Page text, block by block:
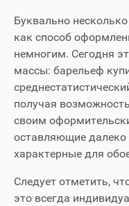
Буквально
как способ
немногим. Сегодня
массы: барельеф
получая
своим
оставляющие далеко
характерные для
Следует отметить,
это всегда